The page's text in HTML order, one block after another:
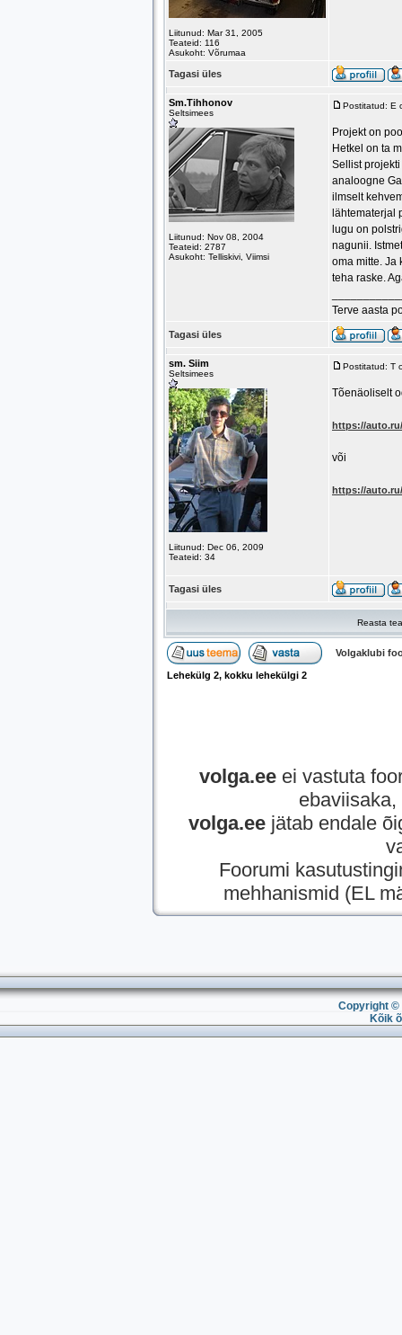
Liitunud: Mar 31, 2005
Teateid: 116
Asukoht: Võrumaa
Tagasi üles
Sm.Tihhonov
Seltsimees
Liitunud: Nov 08, 2004
Teateid: 2787
Asukoht: Telliskivi, Viimsi
Postitatud: E
Projekt on
Hetkel on ta
Sellist
analoogne
ilmselt
lähtematerjal
lugu on
nagunii.
oma mitte. Ja
teha raske.
Terve aasta
Tagasi üles
sm. Siim
Seltsimees
Liitunud: Dec 06, 2009
Teateid: 34
Postitatud: T
Tõenäoliselt
https://auto.ru/
või
https://auto.ru/
Tagasi üles
Reasta
Volgaklubi
Lehekülg 2, kokku lehekülgi 2
volga.eeei vastuta
volga.ee jätab endale
Foorumi
mehhanismid (EL
Copyright ©
Kõik